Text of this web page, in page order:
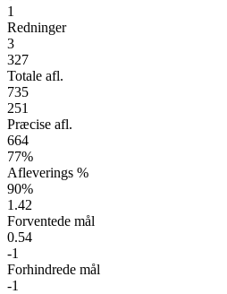
1
Redninger
3
327
Totale afl.
735
251
Præcise afl.
664
77%
Afleverings %
90%
1.42
Forventede mål
0.54
-1
Forhindrede mål
-1